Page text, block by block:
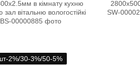
2%/30-3%/50-5%